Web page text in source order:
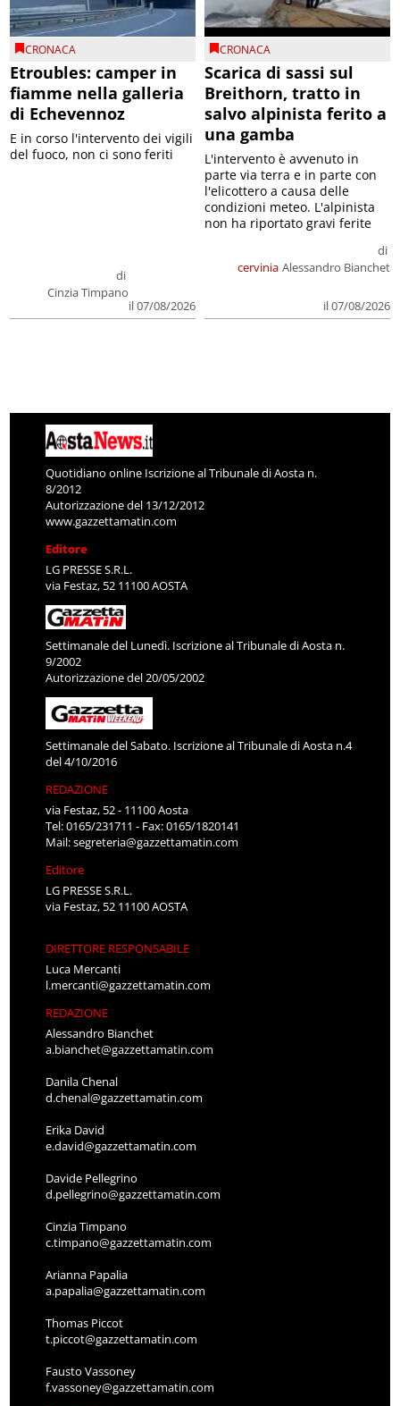
CRONACA
Etroubles: camper in
fiamme nella galleria
di Echevennoz
di
Cinzia Timpano
il 07/08/2026
E in corso l'intervento dei vigili
del fuoco, non ci sono feriti
CRONACA
Scarica di sassi sul
Breithorn, tratto in
salvo alpinista ferito a
una gamba
cervinia
di
Alessandro Bianchet
il 07/08/2026
L'intervento è avvenuto in
parte via terra e in parte con
l'elicottero a causa delle
condizioni meteo. L'alpinista
non ha riportato gravi ferite
Quotidiano online Iscrizione al Tribunale di Aosta n.
8/2012
Autorizzazione del 13/12/2012
www.gazzettamatin.com
Editore
LG PRESSE S.R.L.
via Festaz, 52 11100 AOSTA
Settimanale del Lunedì. Iscrizione al Tribunale di Aosta n.
9/2002
Autorizzazione del 20/05/2002
Settimanale del Sabato. Iscrizione al Tribunale di Aosta n.4
del 4/10/2016
REDAZIONE
via Festaz, 52 - 11100 Aosta
Tel: 0165/231711 - Fax: 0165/1820141
Mail:segreteria@gazzettamatin.com
Editore
LG PRESSE S.R.L.
via Festaz, 52 11100 AOSTA
DIRETTORE RESPONSABILE
Luca Mercanti
l.mercanti@gazzettamatin.com
REDAZIONE
Alessandro Bianchet
a.bianchet@gazzettamatin.com
Danila Chenal
d.chenal@gazzettamatin.com
Erika David
e.david@gazzettamatin.com
Davide Pellegrino
d.pellegrino@gazzettamatin.com
Cinzia Timpano
c.timpano@gazzettamatin.com
Arianna Papalia
a.papalia@gazzettamatin.com
Thomas Piccot
t.piccot@gazzettamatin.com
Fausto Vassoney
f.vassoney@gazzettamatin.com